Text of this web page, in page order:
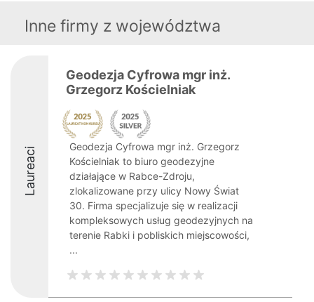
Inne firmy z województwa
Laureaci
Geodezja Cyfrowa mgr inż.
Grzegorz Kościelniak
Geodezja Cyfrowa mgr inż. Grzegorz
Kościelniak to biuro geodezyjne
działające w Rabce-Zdroju,
zlokalizowane przy ulicy Nowy Świat
30. Firma specjalizuje się w realizacji
kompleksowych usług geodezyjnych na
terenie Rabki i pobliskich miejscowości,
...